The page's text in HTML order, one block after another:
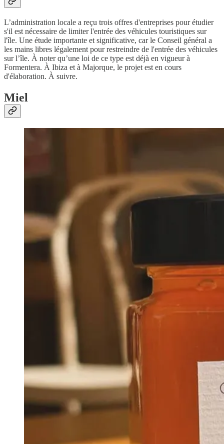
L’administration locale a reçu trois offres d'entreprises pour étudier
s'il est nécessaire de limiter l'entrée des véhicules touristiques sur
l'île. Une étude importante et significative, car le Conseil général a
les mains libres légalement pour restreindre de l'entrée des véhicules
sur l’île. À noter qu’une loi de ce type est déjà en vigueur à
Formentera. À Ibiza et à Majorque, le projet est en cours
d'élaboration. À suivre.
Miel